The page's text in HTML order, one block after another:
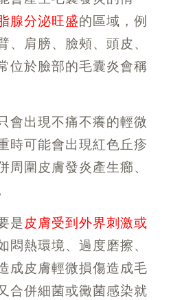
腺分泌旺盛的區域，例
、肩膀、臉頰、頭皮、
位於臉部的毛囊炎會稱
會出現不痛不癢的輕微
時可能會出現紅色丘疹
周圍皮膚發炎產生癤、
是皮膚受到外界刺激或
悶熱環境、過度磨擦、
成皮膚輕微損傷造成毛
合併細菌或黴菌感染就